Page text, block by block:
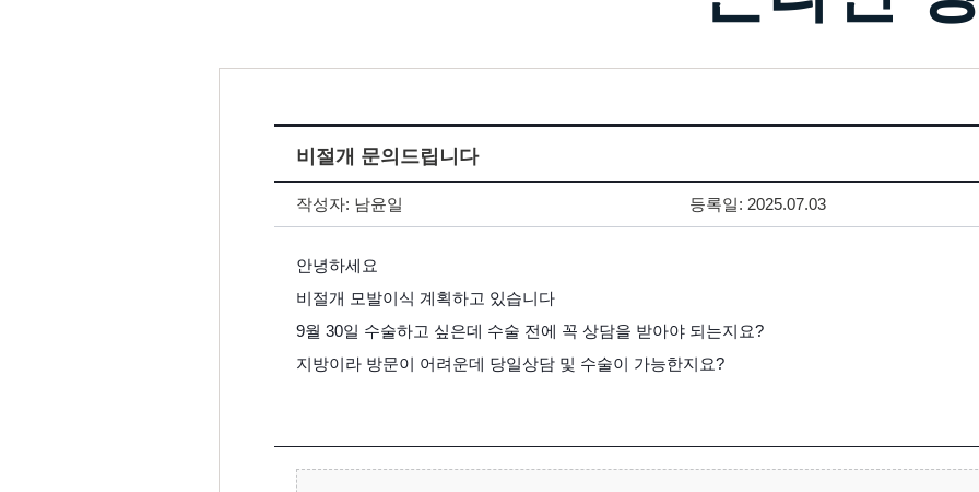
비절개 문의드립니다
작성자: 남윤일 등록일: 2025.07.03
안녕하세요
비절개 모발이식 계획하고 있습니다
9월 30일 수술하고 싶은데 수술 전에 꼭 상담을 받아야 되는지요?
지방이라 방문이 어려운데 당일상담 및 수술이 가능한지요?